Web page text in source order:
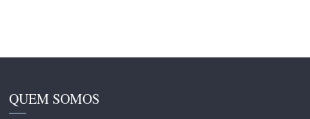
QUEM SOMOS